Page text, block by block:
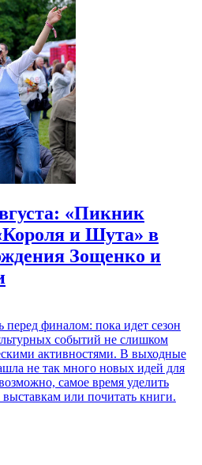
«Пикник
и Шута» в
Зощенко и
финалом: пока идет сезон
событий не слишком
активностями. В выходные
не так много новых идей для
самое время уделить
или почитать книги.